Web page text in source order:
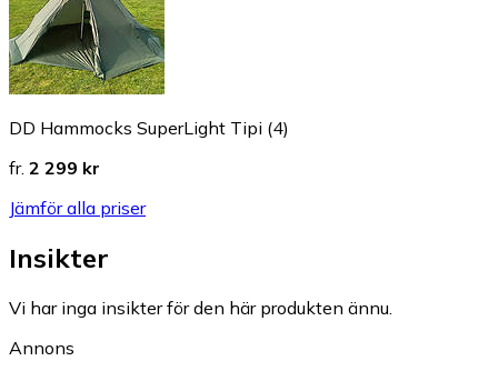
DD Hammocks SuperLight Tipi (4)
fr. 2 299 kr
Jämför alla priser
Insikter
Vi har inga insikter för den här produkten ännu.
Annons